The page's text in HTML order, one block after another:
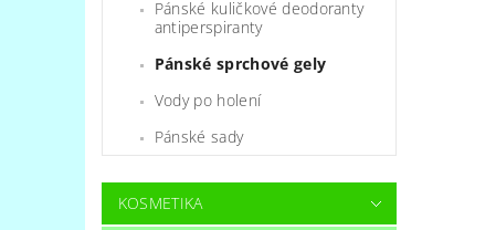
Pánské kuličkové deodoranty
antiperspiranty
Pánské sprchové gely
Vody po holení
Pánské sady
KOSMETIKA